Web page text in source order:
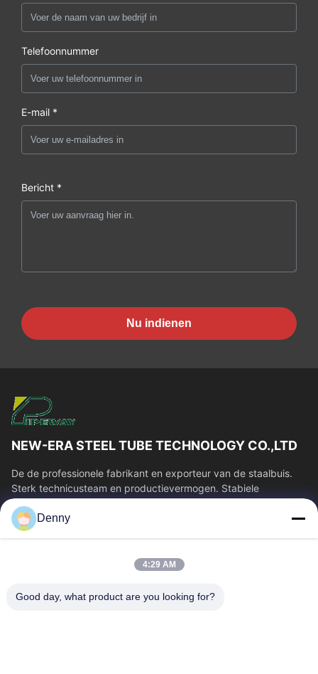
Telefoonnummer
E-mail *
Bericht *
Nu indienen
NEW-ERA STEEL TUBE TECHNOLOGY CO.,LTD
De de professionele fabrikant en exporteur van de staalbuis.
Sterk technicusteam en productievermogen. Stabiele
buiskwaliteit en concurrerende...
Snelle Links
Ongeveer Ons
Fabrieksreis
Kwaliteitscontrole
Denny
4:29 AM
Good day, what product are you looking for?